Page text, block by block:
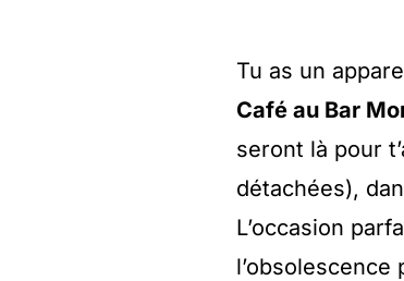
Tu as un
Café au Bar
seront là pour
détachées),
L’occasion